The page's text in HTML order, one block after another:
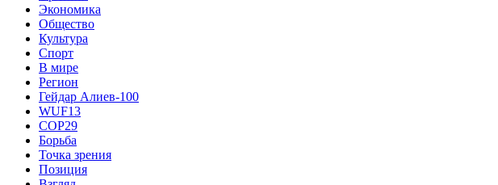
Экономика
Общество
Культура
Спорт
В мире
Регион
Гейдар Алиев-100
WUF13
COP29
Борьба
Точка зрения
Позиция